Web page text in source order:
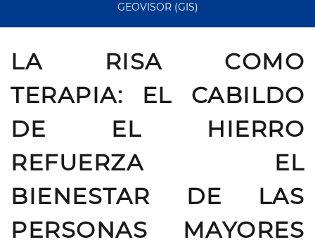
GEOVISOR (GIS)
LA RISA COMO
TERAPIA: EL CABILDO
DE EL HIERRO
REFUERZA EL
BIENESTAR DE LAS
PERSONAS MAYORES